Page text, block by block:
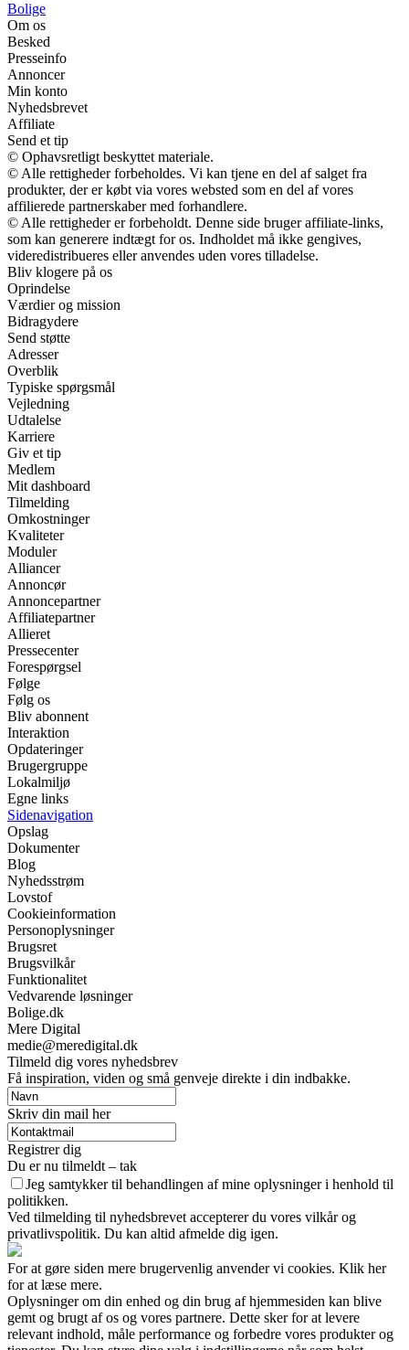
Bolige
Om os
Besked
Presseinfo
Annoncer
Min konto
Nyhedsbrevet
Affiliate
Send et tip
© Ophavsretligt beskyttet materiale.
© Alle rettigheder forbeholdes. Vi kan tjene en del af salget fra
produkter, der er købt via vores websted som en del af vores
affilierede partnerskaber med forhandlere.
© Alle rettigheder er forbeholdt. Denne side bruger affiliate-links,
som kan generere indtægt for os. Indholdet må ikke gengives,
videredistribueres eller anvendes uden vores tilladelse.
Bliv klogere på os
Oprindelse
Værdier og mission
Bidragydere
Send støtte
Adresser
Overblik
Typiske spørgsmål
Vejledning
Udtalelse
Karriere
Giv et tip
Medlem
Mit dashboard
Tilmelding
Omkostninger
Kvaliteter
Moduler
Alliancer
Annoncør
Annoncepartner
Affiliatepartner
Allieret
Pressecenter
Forespørgsel
Følge
Følg os
Bliv abonnent
Interaktion
Opdateringer
Brugergruppe
Lokalmiljø
Egne links
Sidenavigation
Opslag
Dokumenter
Blog
Nyhedsstrøm
Lovstof
Cookieinformation
Personoplysninger
Brugsret
Brugsvilkår
Funktionalitet
Vedvarende løsninger
Bolige.dk
Mere Digital
medie@meredigital.dk
Tilmeld dig vores nyhedsbrev
Få inspiration, viden og små genveje direkte i din indbakke.
Skriv din mail her
Registrer dig
Du er nu tilmeldt – tak
Jeg samtykker til behandlingen af mine oplysninger i henhold til
politikken.
Ved tilmelding til nyhedsbrevet accepterer du vores vilkår og
privatlivspolitik. Du kan altid afmelde dig igen.
For at gøre siden mere brugervenlig anvender vi cookies. Klik her
for at læse mere.
Oplysninger om din enhed og din brug af hjemmesiden kan blive
gemt og brugt af os og vores partnere. Dette sker for at levere
relevant indhold, måle performance og forbedre vores produkter og